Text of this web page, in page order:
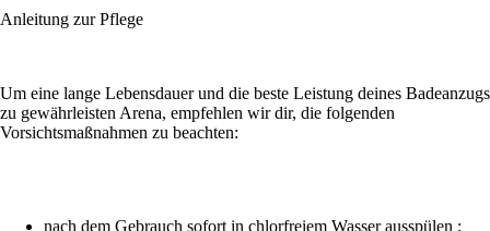
Anleitung zur Pflege
Um eine lange Lebensdauer und die beste Leistung deines Badeanzugs
zu gewährleisten Arena, empfehlen wir dir, die folgenden
Vorsichtsmaßnahmen zu beachten:
nach dem Gebrauch sofort in chlorfreiem Wasser ausspülen ;